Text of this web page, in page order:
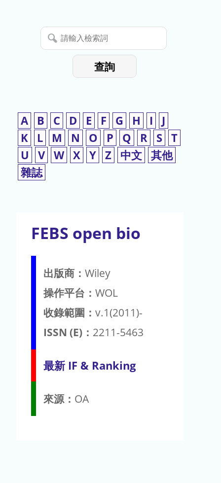
暫
停
請
輸
查詢
A B C D E F G H I
J
K
L M N O P Q R S T
U
V W X Y Z 中文 其他
雜誌
FEBS open bio
出版商： Wiley
操作平台： WOL
收錄範圍： v.1(2011)-
ISSN (E)： 2211-5463
最新 IF & Ranking
來源： OA